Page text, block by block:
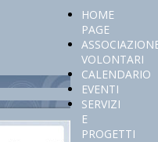
HOME
PAGE
VOLONTARI
CALENDARIO
EVENTI
SERVIZI
E
PROGETTI